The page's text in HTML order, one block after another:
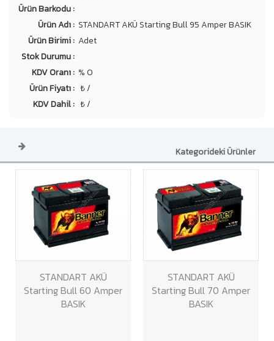
Ürün Barkodu :
Ürün Adı : STANDART AKÜ Starting Bull 95 Amper BASIK
Ürün Birimi : Adet
Stok Durumu :
KDV Oranı : % 0
Ürün Fiyatı : ₺ /
KDV Dahil : ₺ /
Kategorideki Ürünler
STANDART AKÜ
Starting Bull 60 Amper
BASIK
STANDART AKÜ
Starting Bull 70 Amper
BASIK